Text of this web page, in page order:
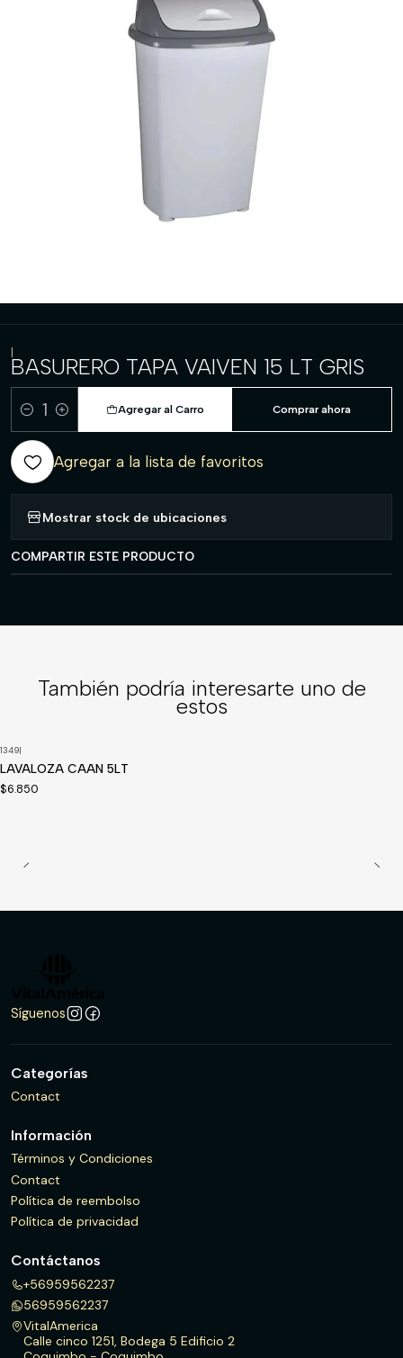
|
BASURERO TAPA VAIVEN 15 LT GRIS
Cantidad
Agregar al Carro Comprar ahora
Agregar a la lista de favoritos
Mostrar stock de ubicaciones
COMPARTIR ESTE PRODUCTO
También podría interesarte uno de
estos
1349|
LAVALOZA CAAN 5LT
$6.850
Síguenos
Categorías
Contact
Información
Términos y Condiciones
Contact
Política de reembolso
Política de privacidad
Contáctanos
+56959562237
56959562237
VitalAmerica
Calle cinco 1251, Bodega 5 Edificio 2